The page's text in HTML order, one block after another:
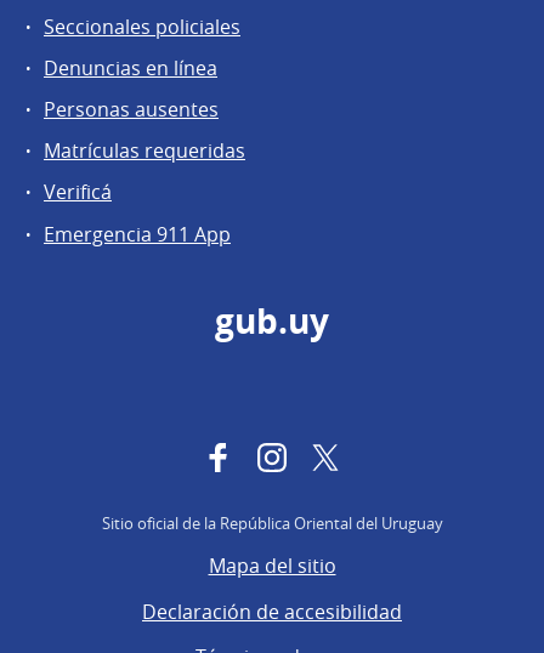
Seccionales policiales
Denuncias en línea
Personas ausentes
Matrículas requeridas
Verificá
Emergencia 911 App
gub.uy
FacebookInstagram
Sitio oficial de la República Oriental del Uruguay
Mapa del sitio
Declaración de accesibilidad